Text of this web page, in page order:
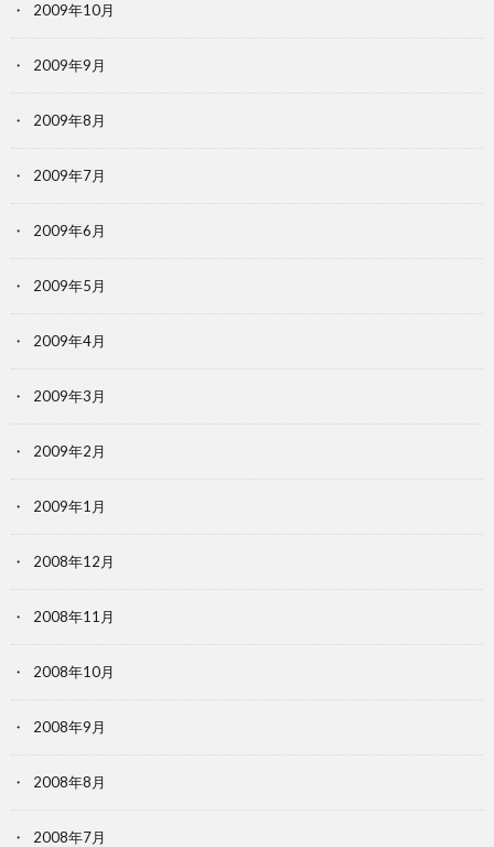
2009年10月
2009年9月
2009年8月
2009年7月
2009年6月
2009年5月
2009年4月
2009年3月
2009年2月
2009年1月
2008年12月
2008年11月
2008年10月
2008年9月
2008年8月
2008年7月